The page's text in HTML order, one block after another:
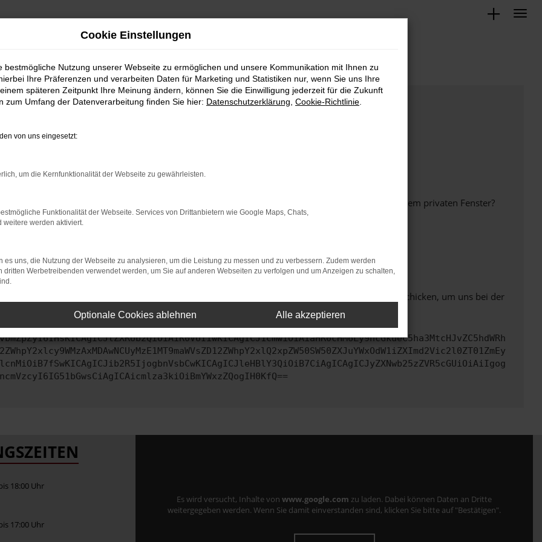
bestimmter Seiten verhindern. Funktioniert die Seite in einem anderen Browser oder in einem privaten Fenster?
beheben.
auf dem neuesten Stand sind.
kann auch dazu führen, dass bestimmte Funktionen nicht mehr unterstützt werden.
uns bitte. Wir werden versuchen, das Problem zu beheben. Du kannst uns diesen Text schicken, um uns bei der
18:00 Uhr
17:00 Uhr
Es wird versucht, Inhalte von www.google.com zu laden. Dabei können Daten an Dritte
weitergegeben werden. Wenn Sie damit einverstanden sind, klicken Sie bitte auf "Bestätigen".
Cookie Einstellungen
bestmögliche Nutzung unserer Webseite zu ermöglichen und unsere Kommunikation mit Ihnen zu
Ihre Präferenzen und verarbeiten Daten für Marketing und Statistiken nur, wenn Sie uns Ihre
späteren Zeitpunkt Ihre Meinung ändern, können Sie die Einwilligung jederzeit für die Zukunft
zum Umfang der Datenverarbeitung finden Sie hier: Datenschutzerklärung Cookie-Richtlinie
von uns eingesetzt:
um die Kernfunktionalität der Webseite zu gewährleisten.
Funktionalität der Webseite. Services von Drittanbietern wie Google Maps, Chats,
weitere werden aktiviert.
es uns, die Nutzung der Webseite zu analysieren, um die Leistung zu messen und zu verbessern. Zudem werden
dritten Werbetreibenden verwendet werden, um Sie auf anderen Webseiten zu verfolgen und um Anzeigen zu schalten,
Optionale Cookies ablehnen Alle akzeptieren